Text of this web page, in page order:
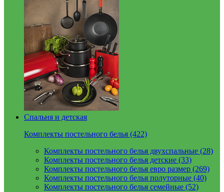
Спальня и детская
Комплекты постельного белья (422)
Комплекты постельного белья двухспальные (28)
Комплекты постельного белья детские (33)
Комплекты постельного белья евро размер (269)
Комплекты постельного белья полуторные (40)
Комплекты постельного белья семейные (52)